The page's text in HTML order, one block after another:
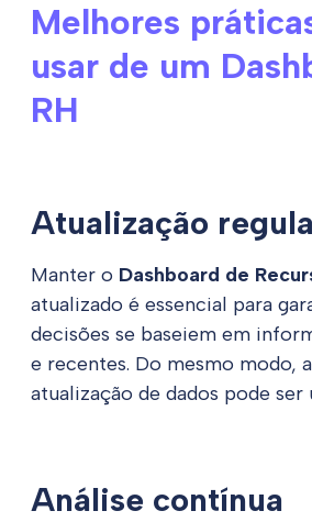
Melhores
usar de um
RH
Atualização
Manter o Dashboard de
atualizado é essencial para
decisões se baseiem em
e recentes. Do mesmo modo,
atualização de dados pode ser
Análise contínua